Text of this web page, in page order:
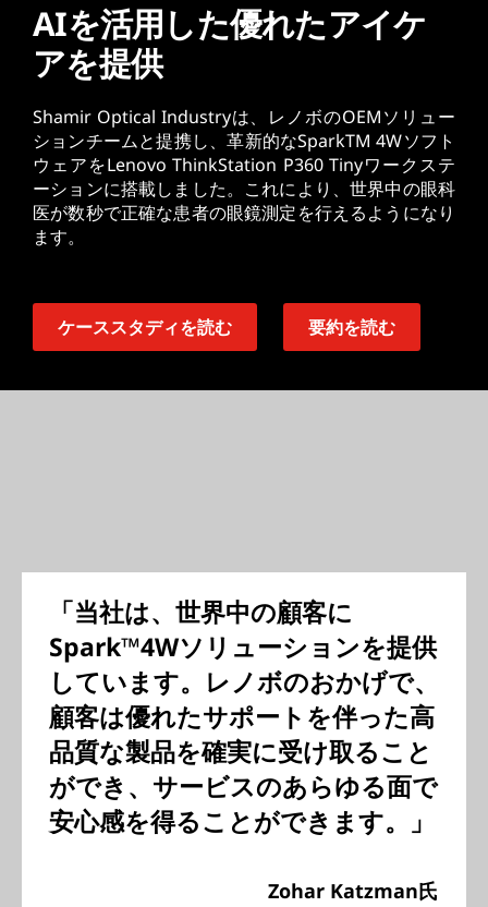
AIを活用した優れたアイケ
アを提供
Shamir Optical Industryは、レノボのOEMソリュー
ションチームと提携し、革新的なSparkTM 4Wソフト
ウェアをLenovo ThinkStation P360 Tinyワークステ
ーションに搭載しました。これにより、世界中の眼科
医が数秒で正確な患者の眼鏡測定を行えるようになり
ます。
ケーススタディを読む 要約を読む
「当社は、世界中の顧客に
Spark™4Wソリューションを提供
しています。レノボのおかげで、
顧客は優れたサポートを伴った高
品質な製品を確実に受け取ること
ができ、サービスのあらゆる面で
安心感を得ることができます。」
Zohar Katzman氏